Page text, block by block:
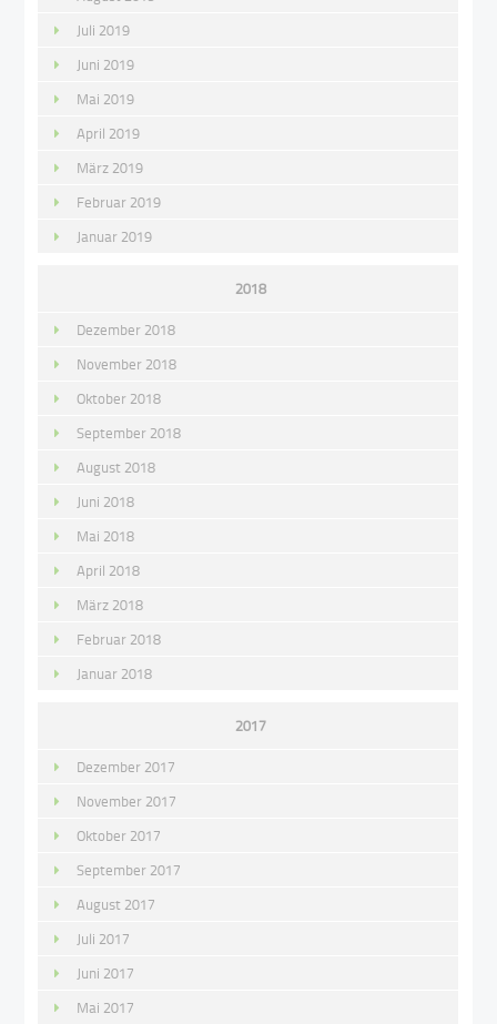
Juli 2019
Juni 2019
Mai 2019
April 2019
März 2019
Februar 2019
Januar 2019
2018
Dezember 2018
November 2018
Oktober 2018
September 2018
August 2018
Juni 2018
Mai 2018
April 2018
März 2018
Februar 2018
Januar 2018
2017
Dezember 2017
November 2017
Oktober 2017
September 2017
August 2017
Juli 2017
Juni 2017
Mai 2017